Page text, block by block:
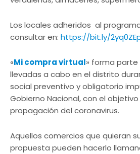
Los locales adheridos al
consultar en: https://bit.ly/
«Mi compra virtual» forma
llevadas a cabo en el distrito
social preventivo y obligatorio
Gobierno Nacional, con el
propagación del coronavirus.
Aquellos comercios que quieran
propuesta pueden hacerlo